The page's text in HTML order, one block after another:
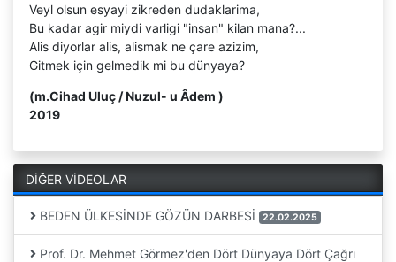
Veyl olsun esyayi zikreden dudaklarima,
Bu kadar agir miydi varligi "insan" kilan mana?...
Alis diyorlar alis, alismak ne çare azizim,
Gitmek için gelmedik mi bu dünyaya?
(m.Cihad Uluç / Nuzul- u Âdem )
2019
DİĞER VİDEOLAR
BEDEN ÜLKESİNDE GÖZÜN DARBESİ 22.02.2025
Prof. Dr. Mehmet Görmez'den Dört Dünyaya Dört Çağrı